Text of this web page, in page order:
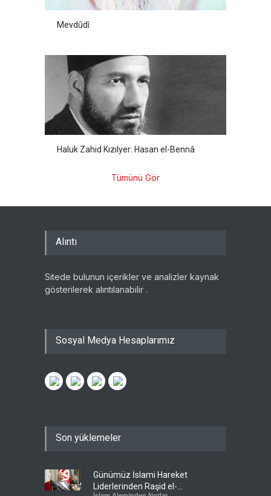
Mevdûdî
Haluk Zahid Kızılyer: Hasan el-Bennâ
Tümünü Gör
Alıntı
Sitede bulunun içerikler ve analizler kaynak
gösterilerek alıntılanabilir .
Sosyal Medya Hesaplarımız
Son yüklemeler
Günümüz İslami Hareket
Liderlerinden Raşid el-